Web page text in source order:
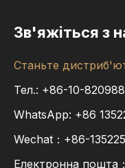
Зв'яжіться з
Станьте
Тел.: +86-10-
WhatsApp: +86
Wechat：+86-
Електронна пошта：